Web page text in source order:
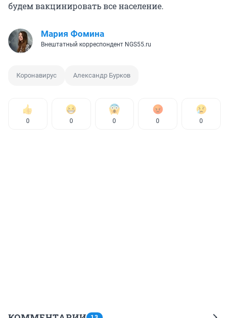
будем вакцинировать все население.
Мария Фомина
Внештатный корреспондент NGS55.ru
Коронавирус Александр Бурков
0 0 0 0 0